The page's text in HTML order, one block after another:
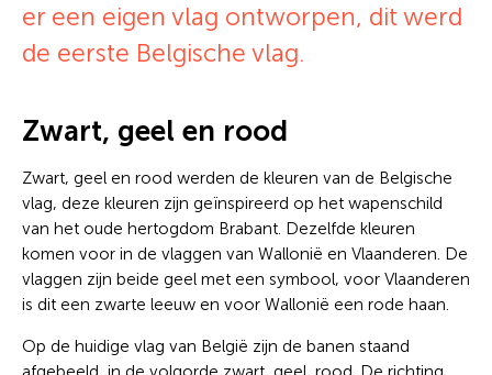
er een eigen vlag ontworpen, dit werd
de eerste Belgische vlag.
Zwart, geel en rood
Zwart, geel en rood werden de kleuren van de Belgische
vlag, deze kleuren zijn geïnspireerd op het wapenschild
van het oude hertogdom Brabant. Dezelfde kleuren
komen voor in de vlaggen van Wallonië en Vlaanderen. De
vlaggen zijn beide geel met een symbool, voor Vlaanderen
is dit een zwarte leeuw en voor Wallonië een rode haan.
Op de huidige vlag van België zijn de banen staand